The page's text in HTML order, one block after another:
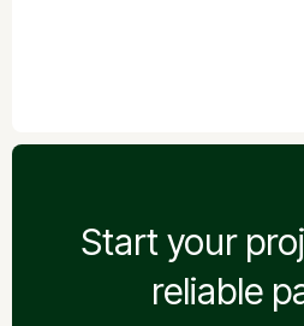
Start your
reliable